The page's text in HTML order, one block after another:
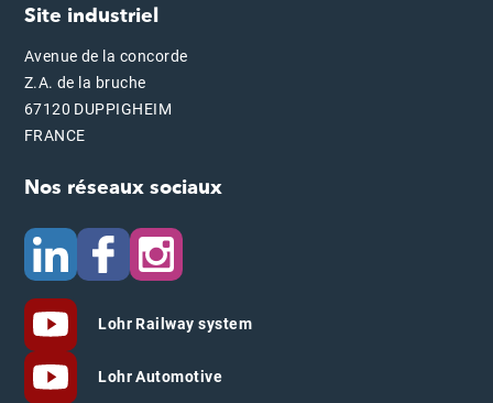
Site industriel
Avenue de la concorde
Z.A. de la bruche
67120 DUPPIGHEIM
FRANCE
Nos réseaux sociaux
Lohr Railway system
Lohr Automotive